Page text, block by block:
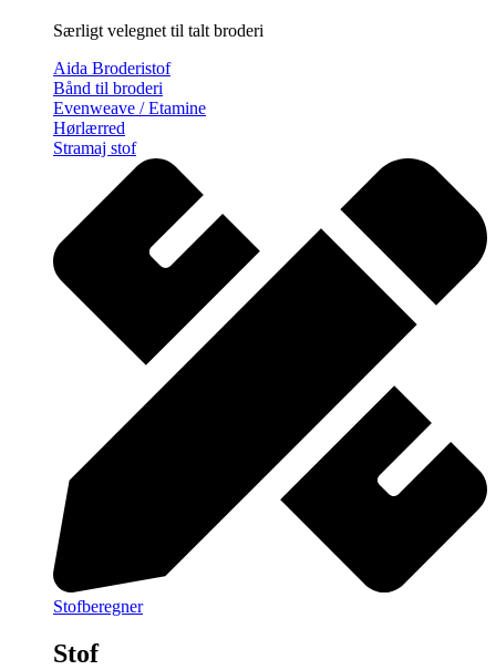
Særligt velegnet til talt broderi
Aida Broderistof
Bånd til broderi
Evenweave / Etamine
Hørlærred
Stramaj stof
Stofberegner
Stof